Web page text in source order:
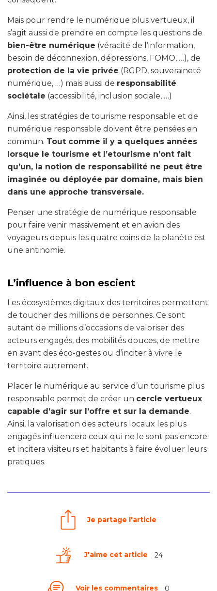
Mais pour rendre le numérique plus vertueux, il
s’agit aussi de prendre en compte les questions de
bien-être numérique (véracité de l’information,
besoin de déconnexion, dépressions, FOMO, …), de
protection de la vie privée (RGPD, souveraineté
numérique, …) mais aussi de responsabilité
sociétale (accessibilité, inclusion sociale, …)
Ainsi, les stratégies de tourisme responsable et de
numérique responsable doivent être pensées en
commun. Tout comme il y a quelques années
lorsque le tourisme et l’etourisme n’ont fait
qu’un, la notion de responsabilité ne peut être
imaginée ou déployée par domaine, mais bien
dans une approche transversale.
Penser une stratégie de numérique responsable
pour faire venir massivement et en avion des
voyageurs depuis les quatre coins de la planète est
une antinomie.
L’influence à bon escient
Les écosystèmes digitaux des territoires permettent
de toucher des millions de personnes. Ce sont
autant de millions d’occasions de valoriser des
acteurs engagés, des mobilités douces, de mettre
en avant des éco-gestes ou d’inciter à vivre le
territoire autrement.
Placer le numérique au service d’un tourisme plus
responsable permet de créer un cercle vertueux
capable d’agir sur l’offre et sur la demande.
Ainsi, la valorisation des acteurs locaux les plus
engagés influencera ceux qui ne le sont pas encore
et incitera visiteurs et habitants à faire évoluer leurs
pratiques.
Je partage l'article
J'aime cet article 24
Voir les commentaires 0